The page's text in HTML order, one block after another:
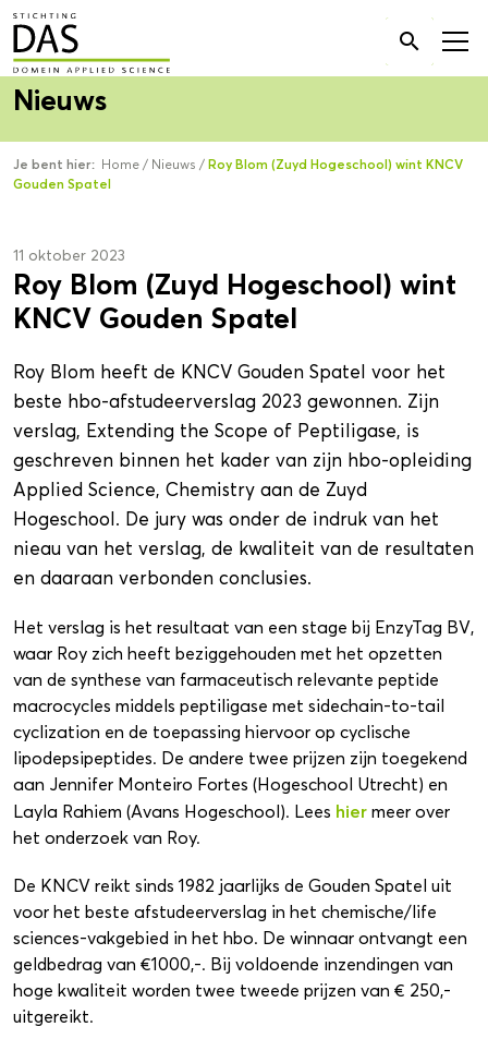
Zoek
naar:

Nieuws
Je bent hier: Home / Nieuws / Roy Blom (Zuyd Hogeschool) wint KNCV
Gouden Spatel
11 oktober 2023
Roy Blom (Zuyd Hogeschool) wint
KNCV Gouden Spatel
Roy Blom heeft de KNCV Gouden Spatel voor het
beste hbo-afstudeerverslag 2023 gewonnen. Zijn
verslag, Extending the Scope of Peptiligase, is
geschreven binnen het kader van zijn hbo-opleiding
Applied Science, Chemistry aan de Zuyd
Hogeschool. De jury was onder de indruk van het
nieau van het verslag, de kwaliteit van de resultaten
en daaraan verbonden conclusies.
Het verslag is het resultaat van een stage bij EnzyTag BV,
waar Roy zich heeft beziggehouden met het opzetten
van de synthese van farmaceutisch relevante peptide
macrocycles middels peptiligase met sidechain-to-tail
cyclization en de toepassing hiervoor op cyclische
lipodepsipeptides. De andere twee prijzen zijn toegekend
aan Jennifer Monteiro Fortes (Hogeschool Utrecht) en
Layla Rahiem (Avans Hogeschool). Lees hier meer over
het onderzoek van Roy.
De KNCV reikt sinds 1982 jaarlijks de Gouden Spatel uit
voor het beste afstudeerverslag in het chemische/life
sciences-vakgebied in het hbo. De winnaar ontvangt een
geldbedrag van €1000,-. Bij voldoende inzendingen van
hoge kwaliteit worden twee tweede prijzen van € 250,-
uitgereikt.